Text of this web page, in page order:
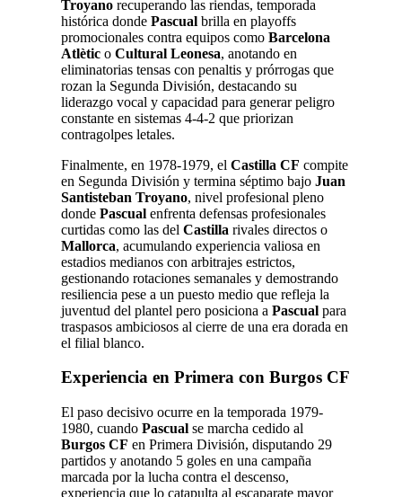
Troyano recuperando las riendas, temporada
histórica donde Pascual brilla en playoffs
promocionales contra equipos como Barcelona
Atlètic o Cultural Leonesa, anotando en
eliminatorias tensas con penaltis y prórrogas que
rozan la Segunda División, destacando su
liderazgo vocal y capacidad para generar peligro
constante en sistemas 4-4-2 que priorizan
contragolpes letales.
Finalmente, en 1978-1979, el Castilla CF compite
en Segunda División y termina séptimo bajo Juan
Santisteban Troyano, nivel profesional pleno
donde Pascual enfrenta defensas profesionales
curtidas como las del Castilla rivales directos o
Mallorca, acumulando experiencia valiosa en
estadios medianos con arbitrajes estrictos,
gestionando rotaciones semanales y demostrando
resiliencia pese a un puesto medio que refleja la
juventud del plantel pero posiciona a Pascual para
traspasos ambiciosos al cierre de una era dorada en
el filial blanco.
Experiencia en Primera con Burgos CF
El paso decisivo ocurre en la temporada 1979-
1980, cuando Pascual se marcha cedido al
Burgos CF en Primera División, disputando 29
partidos y anotando 5 goles en una campaña
marcada por la lucha contra el descenso,
experiencia que lo catapulta al escaparate mayor